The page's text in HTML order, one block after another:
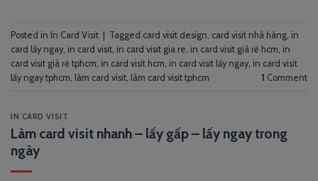
Posted in In Card Visit | Tagged card visit design card visit nhà hàng in
card lấy ngay in card visit in card visit gia re in card visit giá rẻ hcm in
card visit giá rẻ tphcm in card visit hcm in card visit lấy ngay in card visit
lấy ngay tphcm làm card visit làm card visit tphcm 1 Comment
IN CARD VISIT
Làm card visit nhanh – lấy gấp – lấy ngay trong
ngày